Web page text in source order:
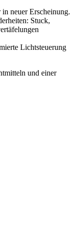
neuer Erscheinung.
Stuck,
Lichtsteuerung
und einer